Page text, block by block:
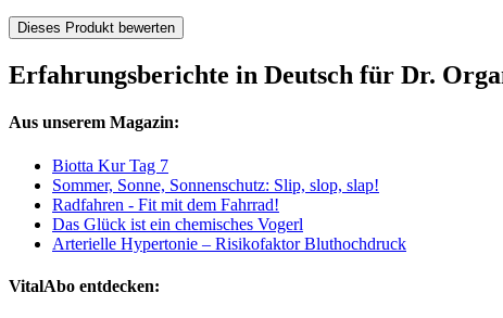
Dieses Produkt bewerten
Erfahrungsberichte in Deutsch für Dr.
Aus unserem Magazin:
Biotta Kur Tag 7
Sommer, Sonne, Sonnenschutz: Slip, slop, slap!
Radfahren - Fit mit dem Fahrrad!
Das Glück ist ein chemisches Vogerl
Arterielle Hypertonie – Risikofaktor Bluthochdruck
VitalAbo entdecken: